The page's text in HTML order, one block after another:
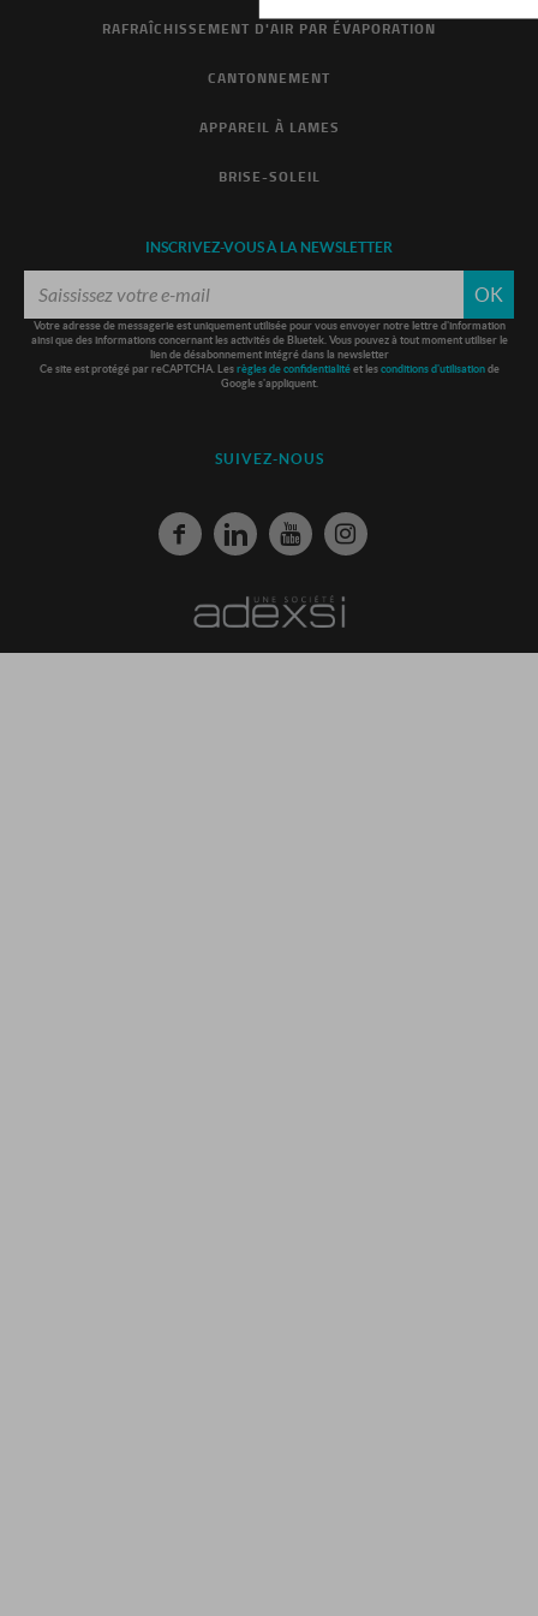
RAFRAÎCHISSEMENT D'AIR PAR ÉVAPORATION
CANTONNEMENT
APPAREIL À LAMES
BRISE-SOLEIL
INSCRIVEZ-VOUS À LA NEWSLETTER
OK
Votre adresse de messagerie est uniquement utilisée pour vous envoyer notre lettre d'information
ainsi que des informations concernant les activités de Bluetek. Vous pouvez à tout moment utiliser le
lien de désabonnement intégré dans la newsletter
Ce site est protégé par reCAPTCHA. Les règles de confidentialitéet les conditions d'utilisationde
Google s'appliquent.
SUIVEZ-NOUS